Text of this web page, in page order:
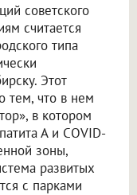
советского
считается
типа
Этот
тем, что в нем
в котором
А и COVID-
зоны,
развитых
с парками